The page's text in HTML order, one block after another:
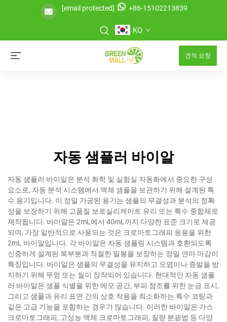
[email protected] +86-15102213839
KO
견적 요청
자동 샘플러 바이알
자동 샘플러 바이알은 분석 화학 및 실험실 자동화에서 중요한 구성
요소로, 자동 분석 시스템에서 액체 샘플을 보관하기 위해 설계된 특
수 용기입니다. 이 정밀 가공된 용기는 샘플의 무결성과 분석의 정확
성을 보장하기 위해 고품질 보로실리케이트 유리 또는 특수 중합체로
제작됩니다. 바이알은 2mL에서 40mL까지 다양한 표준 크기로 제공
되며, 가장 일반적으로 사용되는 것은 크로마토그래피 응용을 위한
2mL 바이알입니다. 각 바이알은 자동 샘플링 시스템과 호환되도록
신중하게 설계된 목부분과 적절한 밀봉을 보장하는 정밀 연마 마감이
특징입니다. 바이알은 샘플의 무결성을 유지하고 오염이나 증발을 방
지하기 위해 뚜껑 또는 씰이 장착되어 있습니다. 현대적인 자동 샘플
러 바이알은 샘플 식별을 위한 메모 공간, 부피 참조를 위한 눈금 표시,
그리고 샘플과 유리 표면 간의 상호 작용을 최소화하는 특수 코팅과
같은 고급 기능을 포함하는 경우가 많습니다. 이러한 바이알은 가스
크로마토그래피, 고성능 액체 크로마토그래피, 질량 분광법 등 다양